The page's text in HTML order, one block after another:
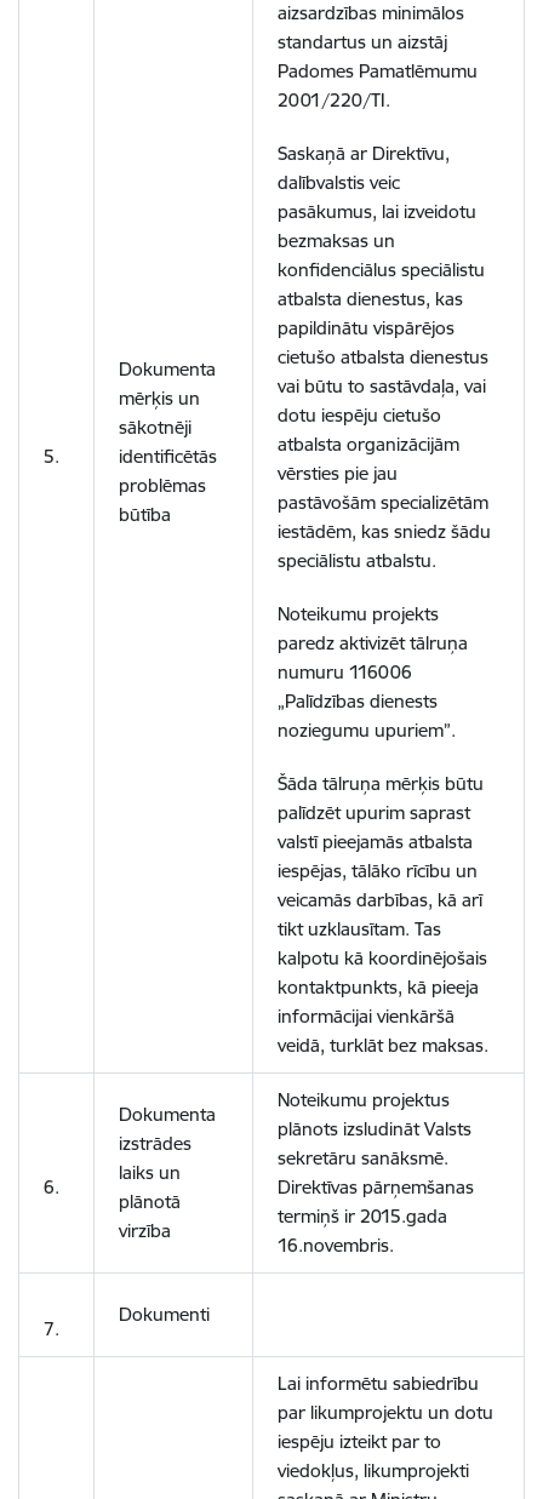
5.
Dokumenta
mērķis un
sākotnēji
identificētās
problēmas
būtība
aizsardzības minimālos
standartus un aizstāj
Padomes Pamatlēmumu
2001/220/TI.
Saskaņā ar Direktīvu,
dalībvalstis veic
pasākumus, lai izveidotu
bezmaksas un
konfidenciālus speciālistu
atbalsta dienestus, kas
papildinātu vispārējos
cietušo atbalsta dienestus
vai būtu to sastāvdaļa, vai
dotu iespēju cietušo
atbalsta organizācijām
vērsties pie jau
pastāvošām specializētām
iestādēm, kas sniedz šādu
speciālistu atbalstu.
Noteikumu projekts
paredz aktivizēt tālruņa
numuru 116006
„Palīdzības dienests
noziegumu upuriem”.
Šāda tālruņa mērķis būtu
palīdzēt upurim saprast
valstī pieejamās atbalsta
iespējas, tālāko rīcību un
veicamās darbības, kā arī
tikt uzklausītam. Tas
kalpotu kā koordinējošais
kontaktpunkts, kā pieeja
informācijai vienkāršā
veidā, turklāt bez maksas.
6.
Dokumenta
izstrādes
laiks un
plānotā
virzība
Noteikumu projektus
plānots izsludināt Valsts
sekretāru sanāksmē.
Direktīvas pārņemšanas
termiņš ir 2015.gada
16.novembris.
7.
Dokumenti
Lai informētu sabiedrību
par likumprojektu un dotu
iespēju izteikt par to
viedokļus, likumprojekti